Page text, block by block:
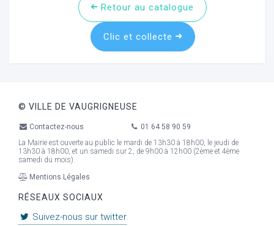
Retour au catalogue
Clic et collecte
© VILLE DE VAUGRIGNEUSE
Contactez-nous
01 64 58 90 59
La Mairie est ouverte au public le mardi de 13h30 à 18h00, le jeudi de
13h30 à 18h00, et un samedi sur 2, de 9h00 à 12h00 (2ème et 4ème
samedi du mois).
Mentions Légales
RÉSEAUX SOCIAUX
Suivez-nous sur twitter